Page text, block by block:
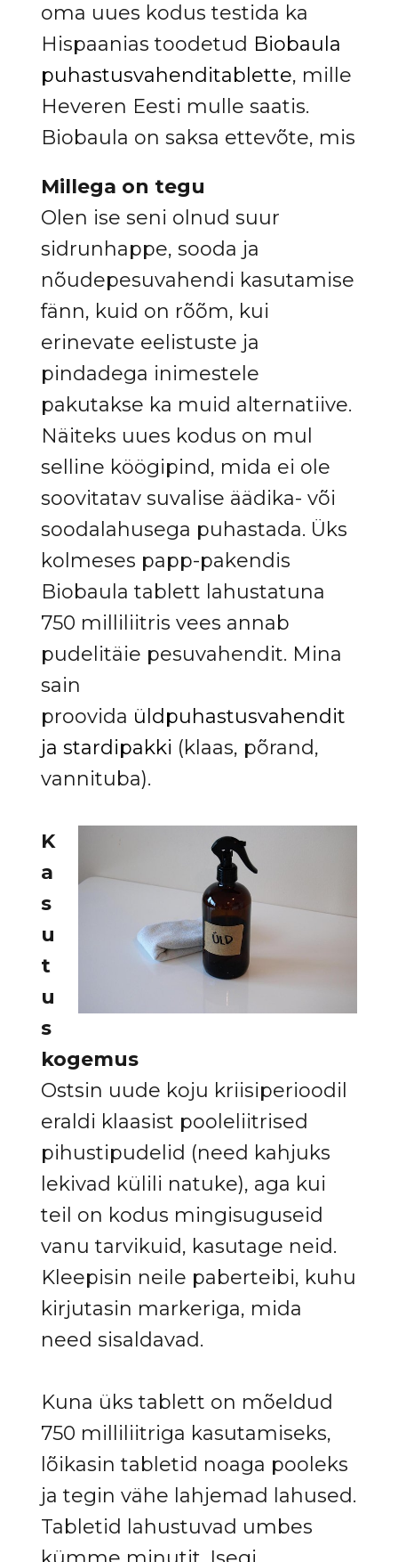
oma uues kodus testida ka
Hispaanias toodetud Biobaula
puhastusvahenditablette, mille
Heveren Eesti mulle saatis.
Biobaula on saksa ettevõte, mis
Millega on tegu
Olen ise seni olnud suur
sidrunhappe, sooda ja
nõudepesuvahendi kasutamise
fänn, kuid on rõõm, kui
erinevate eelistuste ja
pindadega inimestele
pakutakse ka muid alternatiive.
Näiteks uues kodus on mul
selline köögipind, mida ei ole
soovitatav suvalise äädika- või
soodalahusega puhastada. Üks
kolmeses papp-pakendis
Biobaula tablett lahustatuna
750 milliliitris vees annab
pudelitäie pesuvahendit. Mina
sain
proovida üldpuhastusvahendit
ja stardipakki (klaas, põrand,
vannituba).
K
a
s
u
t
u
s
kogemus
Ostsin uude koju kriisiperioodil
eraldi klaasist pooleliitrised
pihustipudelid (need kahjuks
lekivad külili natuke), aga kui
teil on kodus mingisuguseid
vanu tarvikuid, kasutage neid.
Kleepisin neile paberteibi, kuhu
kirjutasin markeriga, mida
need sisaldavad.
Kuna üks tablett on mõeldud
750 milliliitriga kasutamiseks,
lõikasin tabletid noaga pooleks
ja tegin vähe lahjemad lahused.
Tabletid lahustuvad umbes